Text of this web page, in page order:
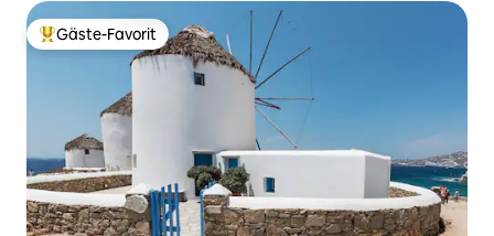
Beliebter Gäste-Favorit.
Gäste-Favorit